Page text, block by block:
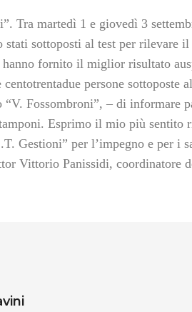
Tra martedì 1 e giovedì 3
sottoposti al test per rilevare
fornito il miglior risultato
persone sottoposte
“V. Fossombroni”, – di informare
Esprimo il mio più sentito
Gestioni” per l’impegno e per i
Vittorio Panissidi, coordinatore